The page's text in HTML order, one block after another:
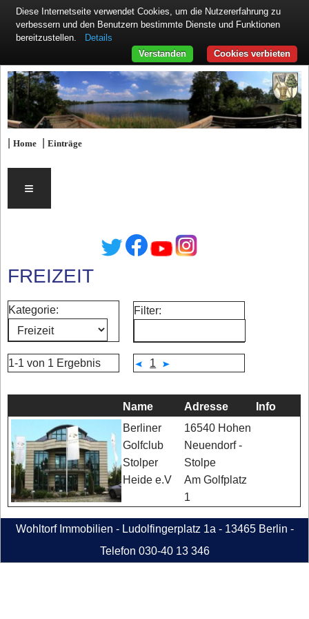
|Home |Einträge
≡
FREIZEIT
Kategorie: Filter:
1-1 von 1 Ergebnis 1
Name Adresse Info
Berliner
Golfclub
Stolper
Heide e.V
16540 Hohen
Neuendorf -
Stolpe
Am Golfplatz
1
Wohltorf Immobilien - Ludolfingerplatz 1a - 13465 Berlin -
Telefon 030-40 13 346
Diese Internetseite verwendet Cookies, um die Nutzererfahrung zu
verbessern und den Benutzern bestimmte Dienste und Funktionen
bereitzustellen.
Details
Cookies verbieten
Verstanden